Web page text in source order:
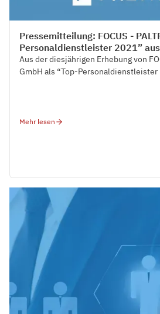
Pressemitteilung: FOCUS -
Personaldienstleister 2021”
Aus der diesjährigen Erhebung von
GmbH als “Top-Personaldienstleister
Mehr lesen